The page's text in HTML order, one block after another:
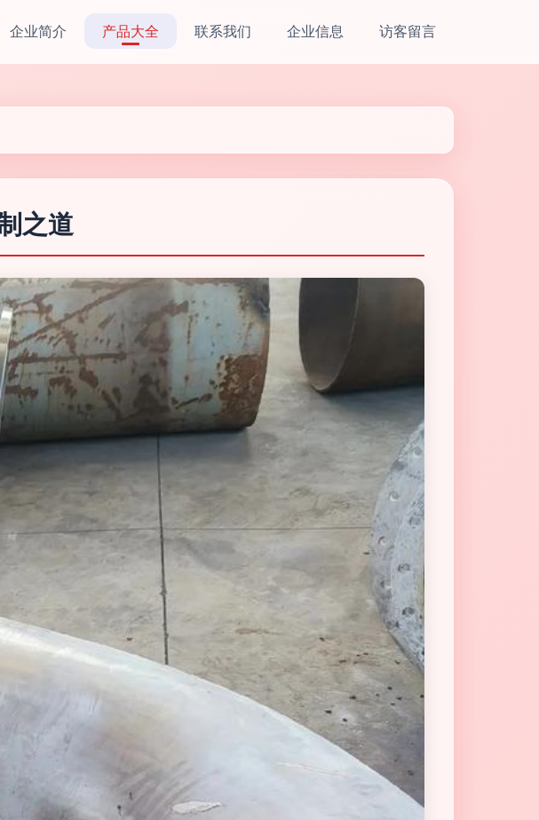
企业简介 产品大全 联系我们 企业信息 访客留言
之道